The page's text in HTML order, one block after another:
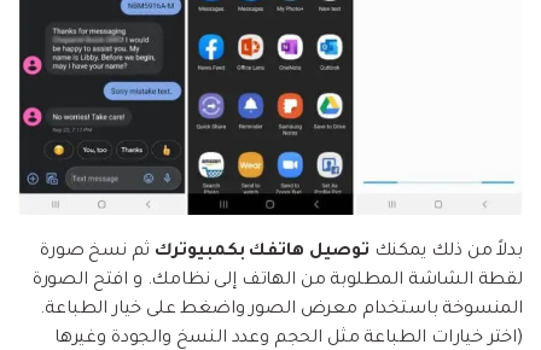
بدلاً من ذلك يمكنك توصيل هاتفك بكمبيوترك ثم نسخ صورة
لقطة الشاشة المطلوبة من الهاتف إلى نظامك. و افتح الصورة
المنسوخة باستخدام معرض الصور واضغط على خيار الطباعة.
(اختر خيارات الطباعة مثل الحجم وعدد النسخ والجودة وغيرها